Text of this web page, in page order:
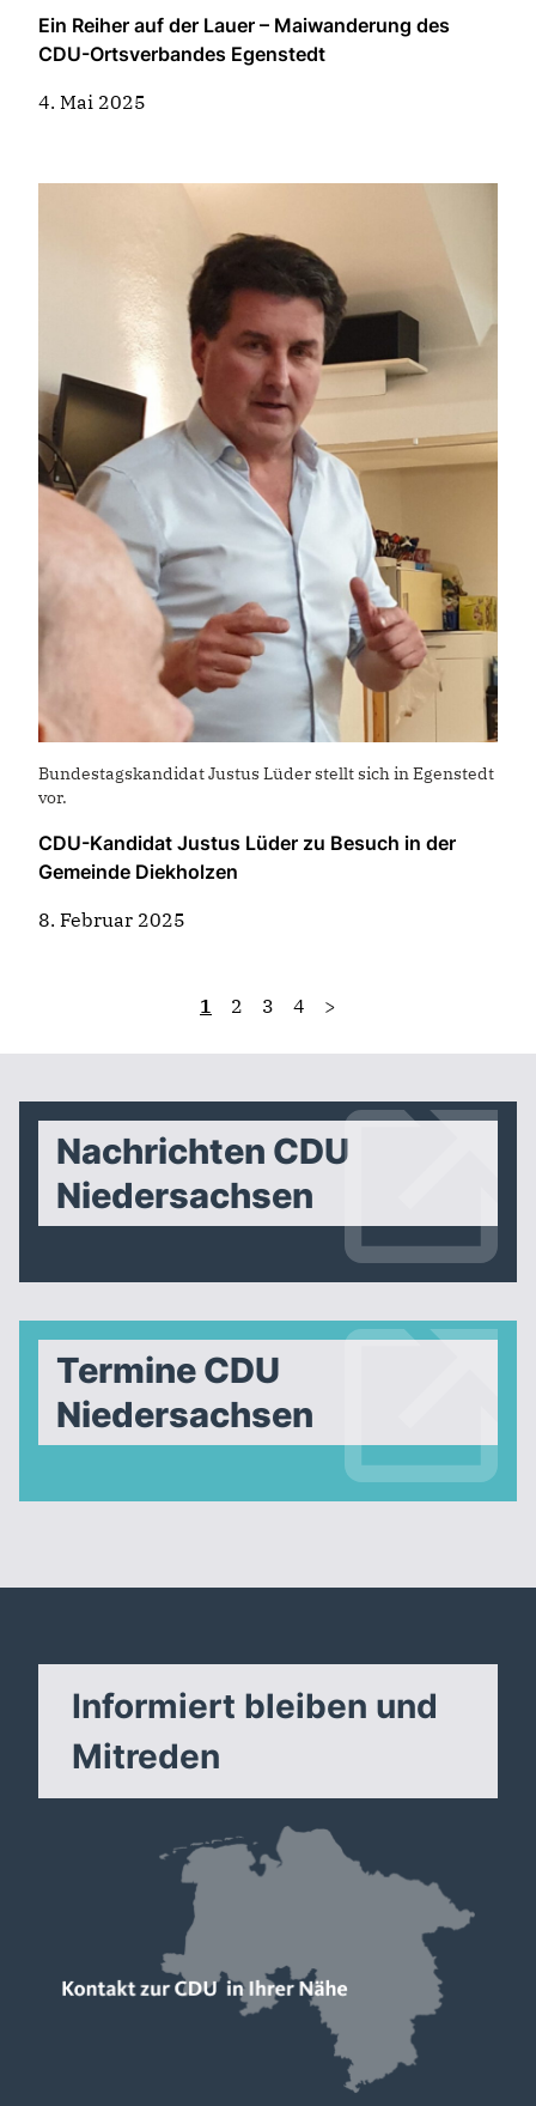
Ein Reiher auf der Lauer – Maiwanderung des
CDU-Ortsverbandes Egenstedt
4. Mai 2025
Bundestagskandidat Justus Lüder stellt sich in Egenstedt
vor.
CDU-Kandidat Justus Lüder zu Besuch in der
Gemeinde Diekholzen
8. Februar 2025
1 2 3 4 >
Nachrichten CDU
Niedersachsen
Termine CDU
Niedersachsen
Informiert bleiben und
Mitreden